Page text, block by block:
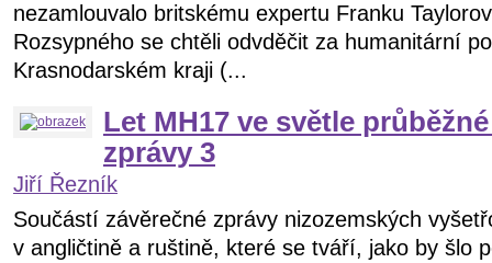
nezamlouvalo britskému expertu Franku
Rozsypného se chtěli odvděčit za humanitární
Krasnodarském kraji (...
Let MH17 ve světle
zprávy 3
Jiří Řezník
Součástí závěrečné zprávy nizozemských
v angličtině a ruštině, které se tváří, jako by šlo